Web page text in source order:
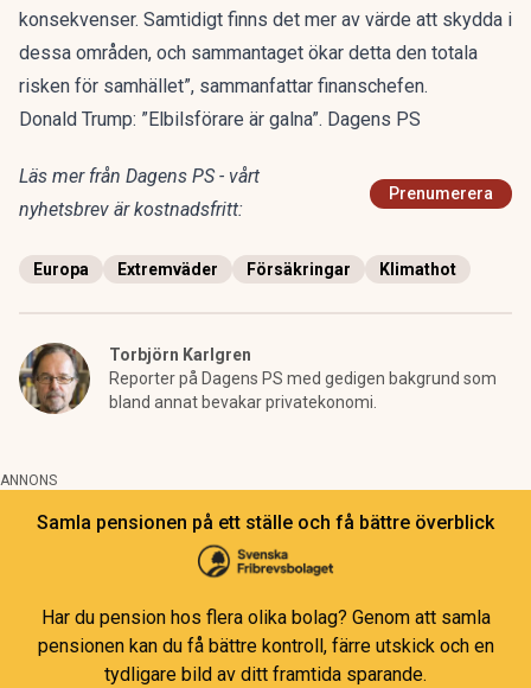
konsekvenser. Samtidigt finns det mer av värde att skydda i
dessa områden, och sammantaget ökar detta den totala
risken för samhället”, sammanfattar finanschefen.
Donald Trump: ”Elbilsförare är galna”. Dagens PS
Läs mer från Dagens PS - vårt
nyhetsbrev är kostnadsfritt:
Prenumerera
Europa Extremväder Försäkringar Klimathot
Torbjörn Karlgren
Reporter på Dagens PS med gedigen bakgrund som
bland annat bevakar privatekonomi.
ANNONS
Samla pensionen på ett ställe och få bättre överblick
Har du pension hos flera olika bolag? Genom att samla
pensionen kan du få bättre kontroll, färre utskick och en
tydligare bild av ditt framtida sparande.